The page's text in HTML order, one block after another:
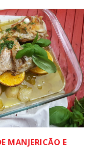
MANJERICÃO E